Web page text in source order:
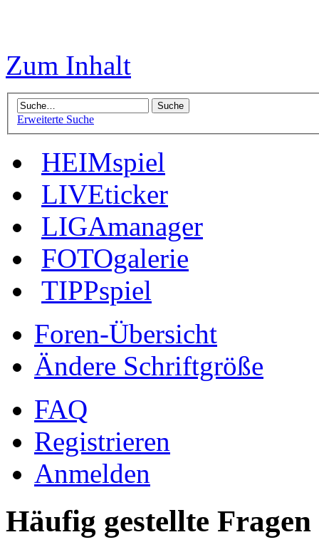
Zum Inhalt
Erweiterte Suche
HEIMspiel
LIVEticker
LIGAmanager
FOTOgalerie
TIPPspiel
Foren-Übersicht
Ändere Schriftgröße
FAQ
Registrieren
Anmelden
Häufig gestellte Fragen